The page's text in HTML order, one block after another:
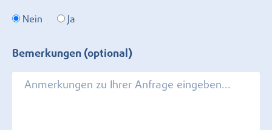
Nein Ja
Bemerkungen (optional)